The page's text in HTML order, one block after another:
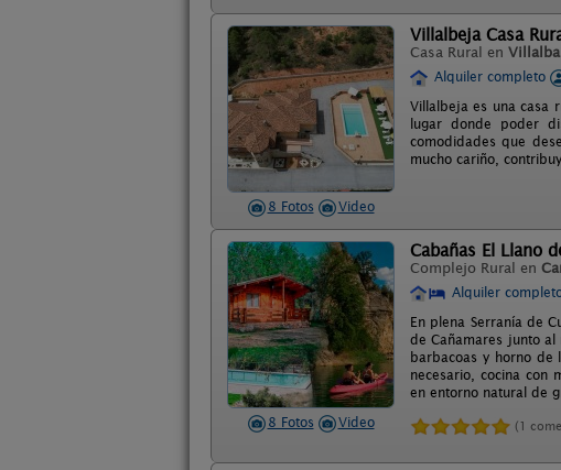
8 Fotos Video
Villalbeja Casa
Casa Rural en Villalba
Alquiler completo
Villalbeja es una casa
lugar donde poder
comodidades que
mucho cariño,
8 Fotos Video
Cabañas El Llano
Complejo Rural en
Alquiler
En plena Serranía de
de Cañamares junto
barbacoas y horno de
necesario, cocina con
en entorno natural de
(1